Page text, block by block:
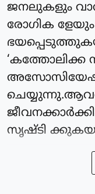
ജനലുകളും
രോഗിക ളേയും
‘കത്തോലിക്ക
സൃഷ്ടി